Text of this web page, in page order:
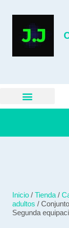
Inicio / Tienda /
adultos /
Segunda